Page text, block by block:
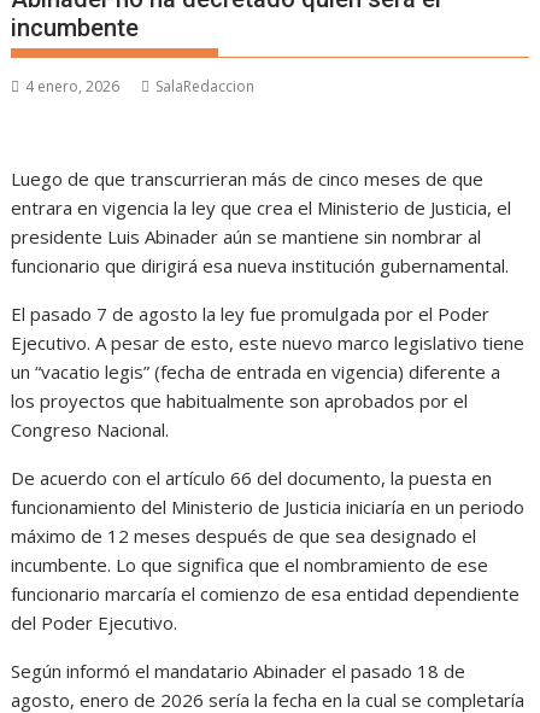
incumbente
4 enero, 2026 SalaRedaccion
Luego de que transcurrieran más de cinco meses de que
entrara en vigencia la ley que crea el Ministerio de Justicia, el
presidente Luis Abinader aún se mantiene sin nombrar al
funcionario que dirigirá esa nueva institución gubernamental.
El pasado 7 de agosto la ley fue promulgada por el Poder
Ejecutivo. A pesar de esto, este nuevo marco legislativo tiene
un “vacatio legis” (fecha de entrada en vigencia) diferente a
los proyectos que habitualmente son aprobados por el
Congreso Nacional.
De acuerdo con el artículo 66 del documento, la puesta en
funcionamiento del Ministerio de Justicia iniciaría en un periodo
máximo de 12 meses después de que sea designado el
incumbente. Lo que significa que el nombramiento de ese
funcionario marcaría el comienzo de esa entidad dependiente
del Poder Ejecutivo.
Según informó el mandatario Abinader el pasado 18 de
agosto, enero de 2026 sería la fecha en la cual se completaría